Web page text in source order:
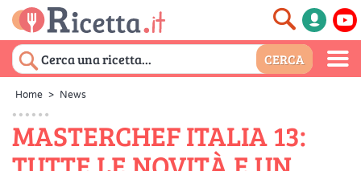
Home > News
MASTERCHEF ITALIA 13: